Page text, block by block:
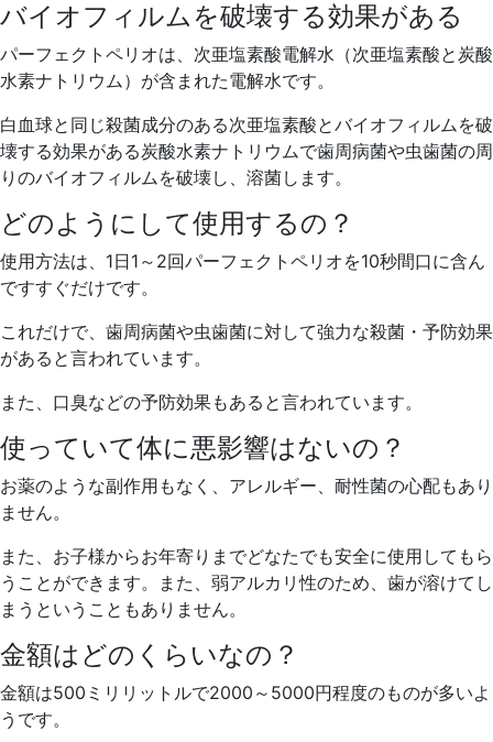
バイオフィルムを破壊する効果がある
パーフェクトペリオは、次亜塩素酸電解水（次亜塩素酸と炭酸
水素ナトリウム）が含まれた電解水です。
白血球と同じ殺菌成分のある次亜塩素酸とバイオフィルムを破
壊する効果がある炭酸水素ナトリウムで歯周病菌や虫歯菌の周
りのバイオフィルムを破壊し、溶菌します。
どのようにして使用するの？
使用方法は、1日1～2回パーフェクトペリオを10秒間口に含ん
ですすぐだけです。
これだけで、歯周病菌や虫歯菌に対して強力な殺菌・予防効果
があると言われています。
また、口臭などの予防効果もあると言われています。
使っていて体に悪影響はないの？
お薬のような副作用もなく、アレルギー、耐性菌の心配もあり
ません。
また、お子様からお年寄りまでどなたでも安全に使用してもら
うことができます。また、弱アルカリ性のため、歯が溶けてし
まうということもありません。
金額はどのくらいなの？
金額は500ミリリットルで2000～5000円程度のものが多いよ
うです。